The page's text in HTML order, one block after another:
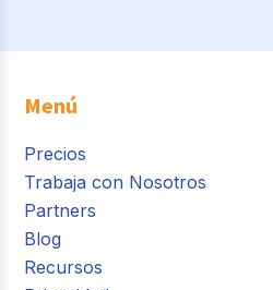
Menú
Precios
Trabaja con Nosotros
Partners
Blog
Recursos